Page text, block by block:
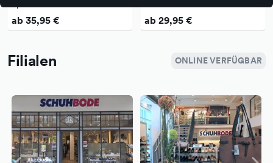
ab 35,95 € ab 29,95 €
Filialen ONLINE VERFÜGBAR